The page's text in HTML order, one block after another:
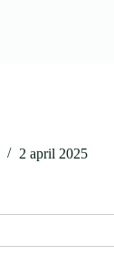
2 april 2025